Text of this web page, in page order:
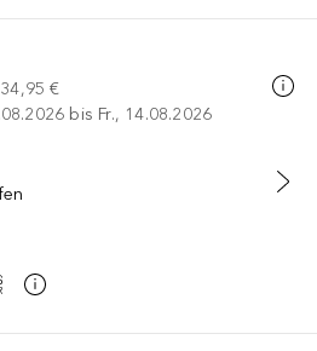
34,95 €
bis Fr., 14.08.2026
WARENKORB